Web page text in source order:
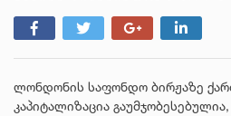
ლონდონის საფონდო ბირჟაზე
კაპიტალიზაცია